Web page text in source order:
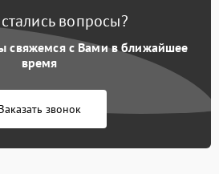
вопросы?
свяжемся с Вами в ближайшее
время
звонок